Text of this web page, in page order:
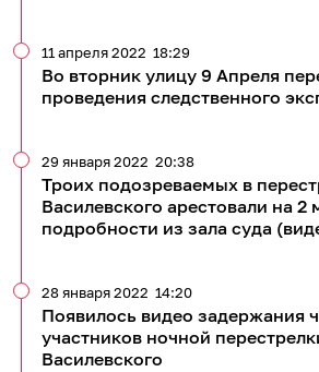
Во вторник улицу 9 Апреля
проведения следственного
11 апреля 2022 18:29
Троих подозреваемых в
Василевского арестовали на 2
подробности из зала суда
29 января 2022 20:38
Появилось видео задержания
участников ночной
Василевского
28 января 2022 14:20